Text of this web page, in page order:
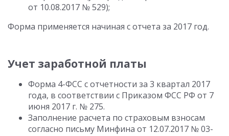
от 10.08.2017 № 529);
Форма применяется начиная с отчета за 2017 год.
Учет заработной платы
Форма 4-ФСС с отчетности за 3 квартал 2017
года, в соответствии с Приказом ФСС РФ от 7
июня 2017 г. № 275.
Заполнение расчета по страховым взносам
согласно письму Минфина от 12.07.2017 № 03-